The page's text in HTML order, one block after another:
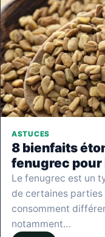
ASTUCES
8 bienfaits
fenugrec pour
Le fenugrec est un
de certaines parties
consomment
notamment…